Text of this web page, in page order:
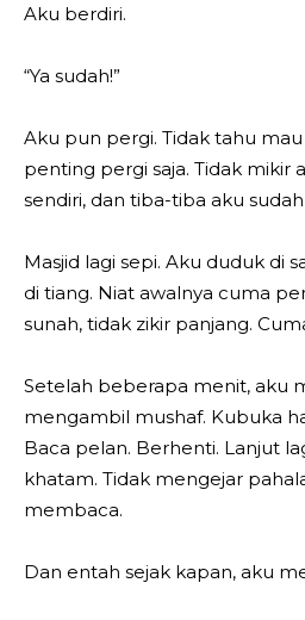
Aku berdiri.
“Ya sudah!”
Aku pun pergi. Tidak tahu
penting pergi saja. Tidak mikir
sendiri, dan tiba-tiba aku sudah
Masjid lagi sepi. Aku duduk di
di tiang. Niat awalnya cuma
sunah, tidak zikir panjang.
Setelah beberapa menit, aku
mengambil mushaf. Kubuka
Baca pelan. Berhenti. Lanjut
khatam. Tidak mengejar
membaca.
Dan entah sejak kapan, aku